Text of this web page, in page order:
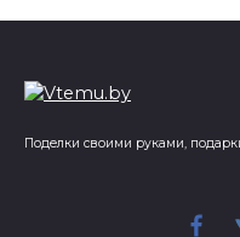
Поделки своими руками,